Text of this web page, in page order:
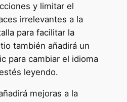
y limitar el
irrelevantes a la
para facilitar la
también añadirá un
para cambiar el idioma
leyendo.
mejoras a la